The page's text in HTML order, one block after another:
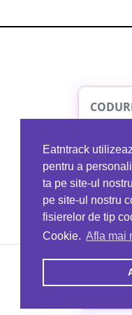
Eatntrack
pentru a
ta pe site-ul
pe site-ul nostru
fisierelor de tip
Cookie. Afla mai
comandă
Ai40%